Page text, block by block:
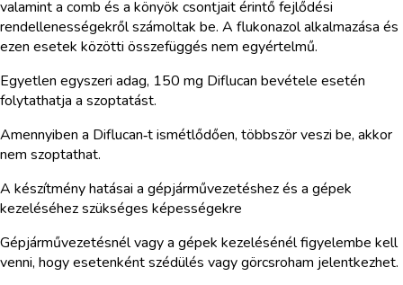
valamint a comb és a könyök csontjait érintő fejlődési
rendellenességekről számoltak be. A flukonazol alkalmazása és
ezen esetek közötti összefüggés nem egyértelmű.
Egyetlen egyszeri adag, 150 mg Diflucan bevétele esetén
folytathatja a szoptatást.
Amennyiben a Diflucan‑t ismétlődően, többször veszi be, akkor
nem szoptathat.
A készítmény hatásai a gépjárművezetéshez és a gépek
kezeléséhez szükséges képességekre
Gépjárművezetésnél vagy a gépek kezelésénél figyelembe kell
venni, hogy esetenként szédülés vagy görcsroham jelentkezhet.